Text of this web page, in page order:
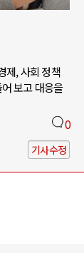
제, 사회 정책
보고 대응을
0
기사수정